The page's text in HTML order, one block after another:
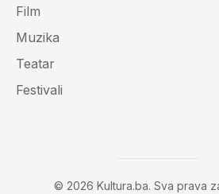
Film
Muzika
Teatar
Festivali
© 2026 Kultura.ba. Sva prava